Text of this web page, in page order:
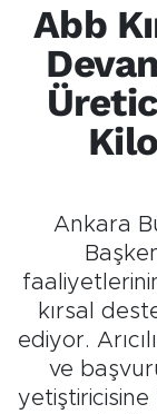
Abb
Ankara
kırsal
ediyor.
ve